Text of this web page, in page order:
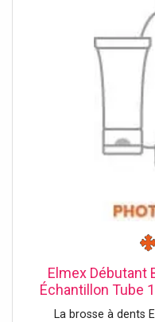
Elmex Débutant
Échantillon Tube
carton 1 brosse
La brosse à dents